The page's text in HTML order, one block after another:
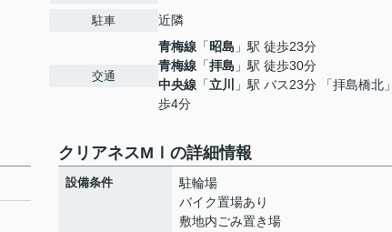
駐車 近隣
交通
青梅線 「昭島 」駅 徒歩23分
青梅線 「拝島 」駅 徒歩30分
中央線 「立川
」駅 バス23分 「拝島橋北
歩4分
クリアネスMⅠの詳細情報
設備条件
駐輪場
バイク置場あり
敷地内ごみ置き場